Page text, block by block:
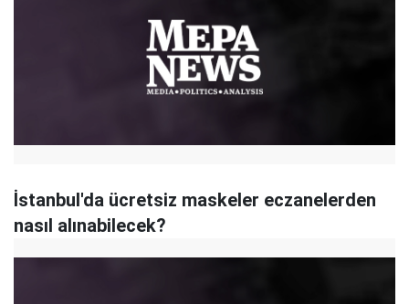
İstanbul'da ücretsiz maskeler eczanelerden
nasıl alınabilecek?